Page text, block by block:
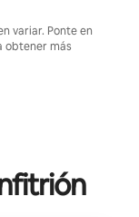
variar. Ponte en
obtener más